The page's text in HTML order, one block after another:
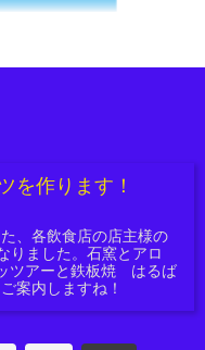
を作ります！
、各飲食店の店主様の
りました。石窯とアロ
アーと鉄板焼 はるば
案内しますね！